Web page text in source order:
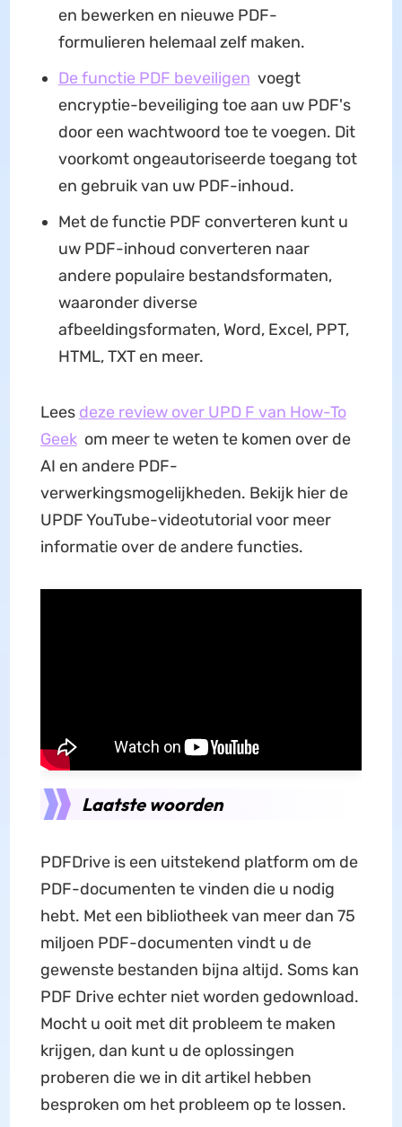
en bewerken en nieuwe PDF-
formulieren helemaal zelf maken.
De functie PDF beveiligen voegt
encryptie-beveiliging toe aan uw PDF's
door een wachtwoord toe te voegen. Dit
voorkomt ongeautoriseerde toegang tot
en gebruik van uw PDF-inhoud.
Met de functie PDF converteren kunt u
uw PDF-inhoud converteren naar
andere populaire bestandsformaten,
waaronder diverse
afbeeldingsformaten, Word, Excel, PPT,
HTML, TXT en meer.
Lees deze review over UPD F van How-To
Geekom meer te weten te komen over de
AI en andere PDF-
verwerkingsmogelijkheden. Bekijk hier de
UPDF YouTube-videotutorial voor meer
informatie over de andere functies.
Laatste woorden
PDFDrive is een uitstekend platform om de
PDF-documenten te vinden die u nodig
hebt. Met een bibliotheek van meer dan 75
miljoen PDF-documenten vindt u de
gewenste bestanden bijna altijd. Soms kan
PDF Drive echter niet worden gedownload.
Mocht u ooit met dit probleem te maken
krijgen, dan kunt u de oplossingen
proberen die we in dit artikel hebben
besproken om het probleem op te lossen.